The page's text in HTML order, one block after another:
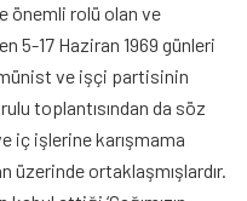
önemli rolü olan ve
5-17 Haziran 1969 günleri
ve işçi partisinin
toplantısından da söz
iç işlerine karışmama
üzerinde ortaklaşmışlardır.